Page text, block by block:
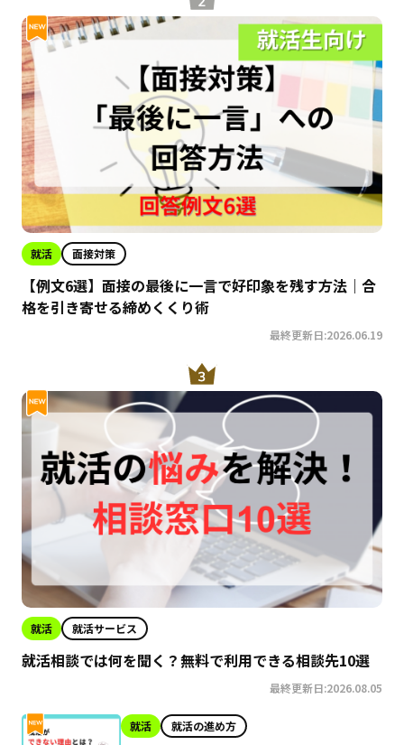
就活 面接対策
【例文6選】面接の最後に一言で好印象を残す方法｜合
格を引き寄せる締めくくり術
最終更新日:2026.06.19
就活 就活サービス
就活相談では何を聞く？無料で利用できる相談先10選
最終更新日:2026.08.05
就活 就活の進め方